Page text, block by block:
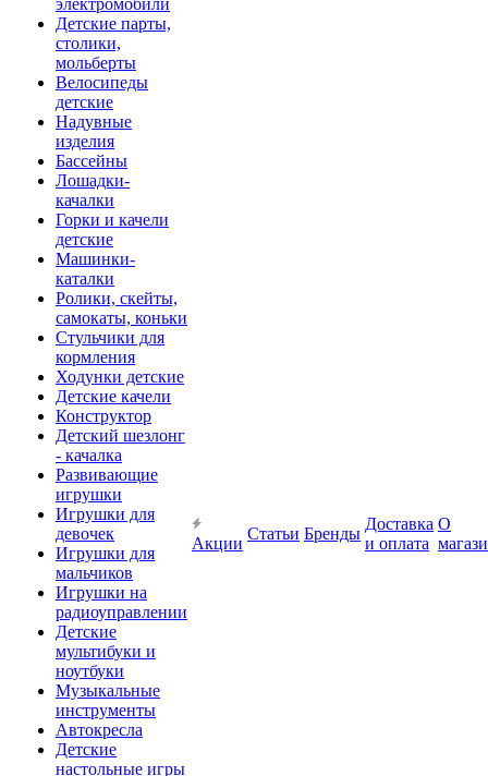
электромобили
Детские парты,
столики,
мольберты
Велосипеды
детские
Надувные
изделия
Бассейны
Лошадки-
качалки
Горки и качели
детские
Машинки-
каталки
Ролики, скейты,
самокаты, коньки
Стульчики для
кормления
Ходунки детские
Детские качели
Конструктор
Детский шезлонг
- качалка
Развивающие
игрушки
Игрушки для
девочек
Игрушки для
мальчиков
Игрушки на
радиоуправлении
Детские
мультибуки и
ноутбуки
Музыкальные
инструменты
Автокресла
Детские
настольные игры
Акции
Статьи Бренды
Доставка
и оплата
О